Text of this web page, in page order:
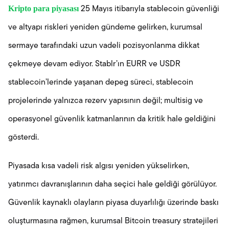
Kripto para piyasası 25 Mayıs itibarıyla stablecoin güvenliği
ve altyapı riskleri yeniden gündeme gelirken, kurumsal
sermaye tarafındaki uzun vadeli pozisyonlanma dikkat
çekmeye devam ediyor. Stablr’ın EURR ve USDR
stablecoin’lerinde yaşanan depeg süreci, stablecoin
projelerinde yalnızca rezerv yapısının değil; multisig ve
operasyonel güvenlik katmanlarının da kritik hale geldiğini
gösterdi.
Piyasada kısa vadeli risk algısı yeniden yükselirken,
yatırımcı davranışlarının daha seçici hale geldiği görülüyor.
Güvenlik kaynaklı olayların piyasa duyarlılığı üzerinde baskı
oluşturmasına rağmen, kurumsal Bitcoin treasury stratejileri